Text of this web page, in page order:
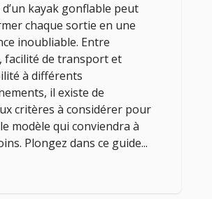
d’un kayak gonflable peut
chaque sortie en une
inoubliable. Entre
facilité de transport et
à différents
il existe de
critères à considérer pour
modèle qui conviendra à
Plongez dans ce guide...